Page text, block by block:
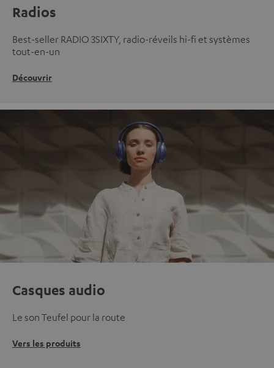
Radios
Best-seller RADIO 3SIXTY, radio-réveils hi-fi et systèmes
tout-en-un
Découvrir
Casques audio
Le son Teufel pour la route
Vers les produits